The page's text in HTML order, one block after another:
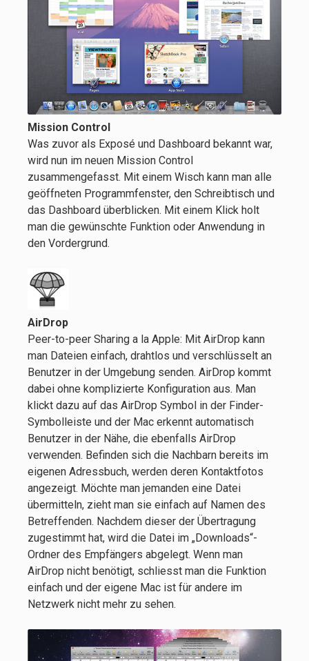
Mission Control
Was zuvor als Exposé und Dashboard bekannt war,
wird nun im neuen Mission Control
zusammengefasst. Mit einem Wisch kann man alle
geöffneten Programmfenster, den Schreibtisch und
das Dashboard überblicken. Mit einem Klick holt
man die gewünschte Funktion oder Anwendung in
den Vordergrund.
AirDrop
Peer-to-peer Sharing a la Apple: Mit AirDrop kann
man Dateien einfach, drahtlos und verschlüsselt an
Benutzer in der Umgebung senden. AirDrop kommt
dabei ohne komplizierte Konfiguration aus. Man
klickt dazu auf das AirDrop Symbol in der Finder-
Symbolleiste und der Mac erkennt automatisch
Benutzer in der Nähe, die ebenfalls AirDrop
verwenden. Befinden sich die Nachbarn bereits im
eigenen Adressbuch, werden deren Kontaktfotos
angezeigt. Möchte man jemanden eine Datei
übermitteln, zieht man sie einfach auf Namen des
Betreffenden. Nachdem dieser der Übertragung
zugestimmt hat, wird die Datei im „Downloads“-
Ordner des Empfängers abgelegt. Wenn man
AirDrop nicht benötigt, schliesst man die Funktion
einfach und der eigene Mac ist für andere im
Netzwerk nicht mehr zu sehen.